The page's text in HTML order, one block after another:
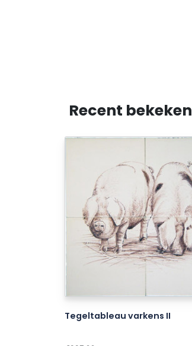
Recent bekeken
Tegeltableau varkens II